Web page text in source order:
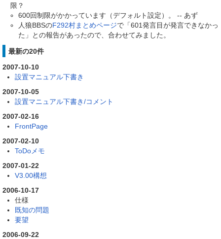
限？
600回制限がかかっています（デフォルト設定）。 -- あず
人狼BBSのF292村まとめページで「601発言目が発言できなかっ
た」との報告があったので、合わせてみました。
最新の20件
2007-10-10
設置マニュアル下書き
2007-10-05
設置マニュアル下書き/コメント
2007-02-16
FrontPage
2007-02-10
ToDoメモ
2007-01-22
V3.00構想
2006-10-17
仕様
既知の問題
要望
2006-09-22